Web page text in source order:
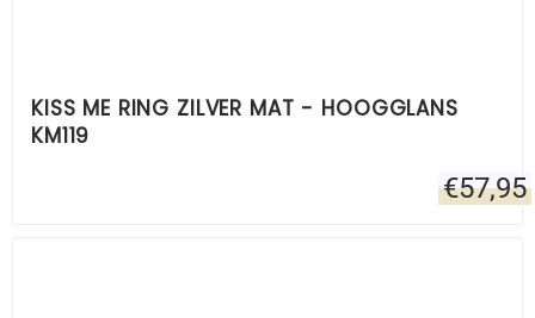
KISS ME RING ZILVER MAT - HOOGGLANS
KM119
€57,95